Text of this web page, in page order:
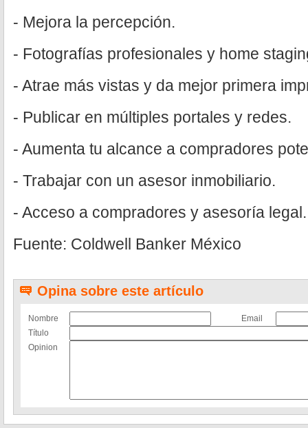
- Mejora la percepción.
- Fotografías profesionales y home
- Atrae más vistas y da mejor primera
- Publicar en múltiples portales y redes.
- Aumenta tu alcance a compradores
- Trabajar con un asesor inmobiliario.
- Acceso a compradores y asesoría legal.
Fuente: Coldwell Banker México
Opina sobre este artículo
Nombre
Email
Título
Opinion